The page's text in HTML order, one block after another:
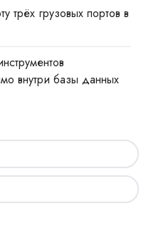
трёх грузовых портов в
внутри базы данных